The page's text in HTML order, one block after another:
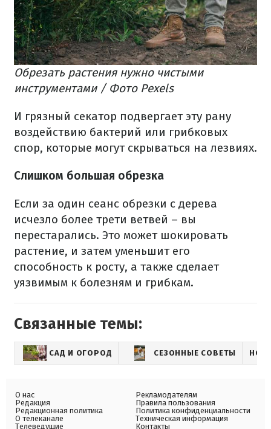
Обрезать растения нужно чистыми
инструментами / Фото Pexels
И грязный секатор подвергает эту рану
воздействию бактерий или грибковых
спор, которые могут скрываться на лезвиях.
Слишком большая обрезка
Если за один сеанс обрезки с дерева
исчезло более трети ветвей – вы
перестарались. Это может шокировать
растение, и затем уменьшит его
способность к росту, а также сделает
уязвимым к болезням и грибкам.
Связанные темы:
САД И ОГОРОД СЕЗОННЫЕ СОВЕТЫ
О нас
Редакция
Редакционная политика
О телеканале
Телеведущие
Рекламодателям
Правила пользования
Политика конфиденциальности
Техническая информация
Контакты